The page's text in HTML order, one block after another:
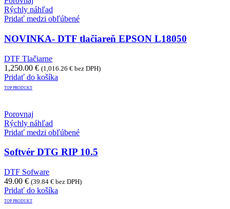
Rýchly náhľad
Pridať medzi obľúbené
NOVINKA- DTF tlačiareň EPSON L18050
DTF Tlačiarne
1,250.00 € (1,016.26 € bez DPH)
Pridať do košíka
TOP PRODUKT
Porovnaj
Rýchly náhľad
Pridať medzi obľúbené
Softvér DTG RIP 10.5
DTF Sofware
49.00 € (39.84 € bez DPH)
Pridať do košíka
TOP PRODUKT